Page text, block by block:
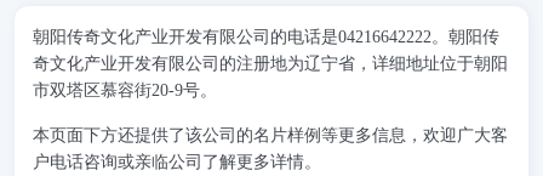
朝阳传奇文化产业开发有限公司的电话是04216642222。朝阳传
奇文化产业开发有限公司的注册地为辽宁省，详细地址位于朝阳
市双塔区慕容街20-9号。
本页面下方还提供了该公司的名片样例等更多信息，欢迎广大客
户电话咨询或亲临公司了解更多详情。